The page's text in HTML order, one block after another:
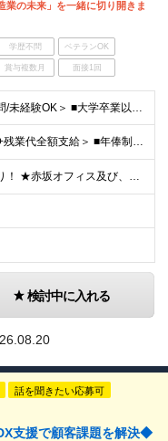
業の未来」を一緒に切り開きま
学歴不問 ベテランOK
賞与複数月 面接1回
＜業界・業種経験不問/未経験OK＞ ■大学卒業以上 ＜経験者枠での採用も行っています！＞ ■学歴不問 ■コンサルタントとしての経験をお持ちの方 →IT業界や製造業での経験があれば歓迎します ＜求め
＜月収想定42万円～+残業代全額支給＞ ■年俸制(12分割)： 504万円～900万円 ※経験・スキルを考慮し決定します ※残業代は別途支給します ※試用期間6カ月あり（給与・待遇・雇用形態に差異はあ
★リモートワークあり！ ★赤坂オフィス及び、東京都内の各プロジェクト先にて勤務していただきます ■赤坂オフィス 東京都港区元赤坂1丁目3-13 赤坂センタービルディング15階 ※転居を伴う転勤なし
検討中に入れる
話を聞きたい応募可
支援で顧客課題を解決◆